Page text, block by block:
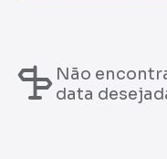
Não
data